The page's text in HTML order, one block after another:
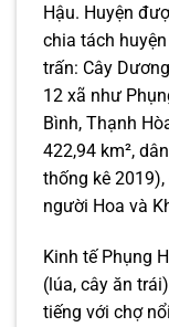
Hậu. Huyện
chia tách
trấn: Cây
12 xã như
Bình, Thạnh
422,94 km²,
thống kê
người Hoa và
Kinh tế Phụng
(lúa, cây ăn
tiếng với chợ